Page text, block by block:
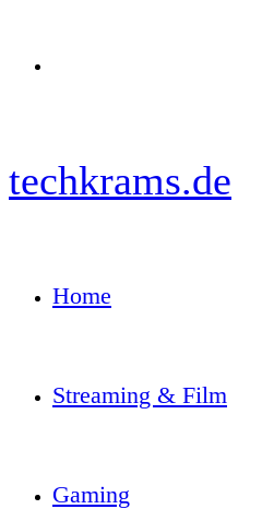
techkrams.de
Home
Streaming & Film
Gaming